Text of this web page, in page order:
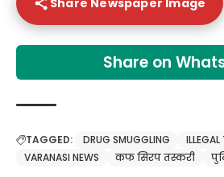
Share on
TAGGED: DRUG SMUGGLING ILLEGAL
VARANASI NEWS
कफ सिरप तस्करी